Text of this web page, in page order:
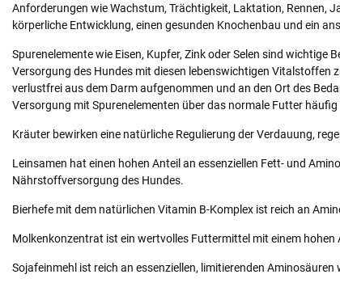
Anforderungen wie Wachstum, Trächtigkeit, Laktation, Rennen,
körperliche Entwicklung, einen gesunden Knochenbau und ein
Spurenelemente wie Eisen, Kupfer, Zink oder Selen sind
Versorgung des Hundes mit diesen lebenswichtigen Vitalstoffen
verlustfrei aus dem Darm aufgenommen und an den Ort des
Versorgung mit Spurenelementen über das normale Futter
Kräuter bewirken eine natürliche Regulierung der Verdauung,
Leinsamen hat einen hohen Anteil an essenziellen Fett- und
Nährstoffversorgung des Hundes.
Bierhefe mit dem natürlichen Vitamin B-Komplex ist reich an
Molkenkonzentrat ist ein wertvolles Futtermittel mit einem
Sojafeinmehl ist reich an essenziellen, limitierenden